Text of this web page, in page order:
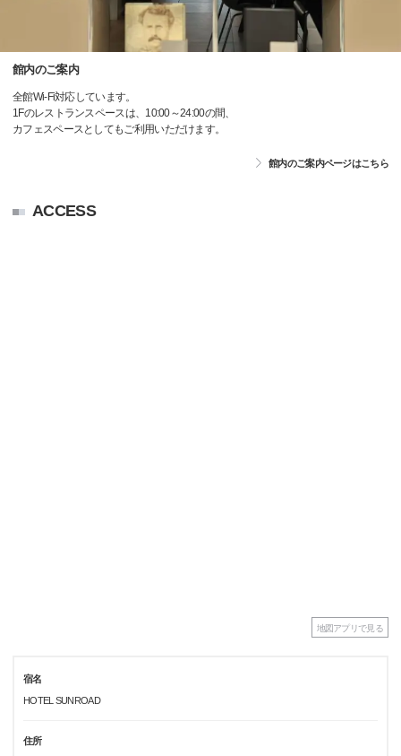
館内のご案内
全館Wi-Fi対応しています。
1Fのレストランスペースは、10:00～24:00の間、
カフェスペースとしてもご利用いただけます。
館内のご案内ページはこちら
ACCESS
地図アプリで見る
宿名
HOTEL SUNROAD
住所